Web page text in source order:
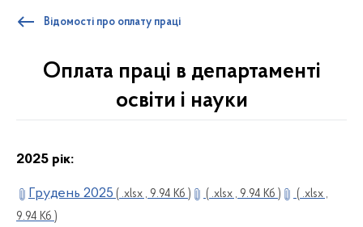
Відомості про оплату праці
Оплата праці в департаменті
освіти і науки
2025 рік:
Грудень 2025 ( .xlsx , 9.94 Кб ) ( .xlsx , 9.94 Кб )
( .xlsx ,
9.94 Кб )